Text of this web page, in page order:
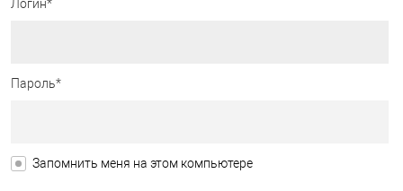
Логин*
Пароль*
Запомнить меня на этом компьютере